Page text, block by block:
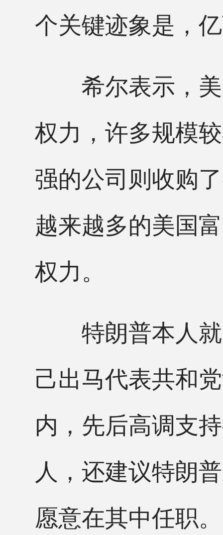
个关键迹象是，
希尔表示，美
权力，许多规模
强的公司则收购
越来越多的美国
权力。
特朗普本人就
己出马代表共和
内，先后高调支
人，还建议特朗
愿意在其中任职。